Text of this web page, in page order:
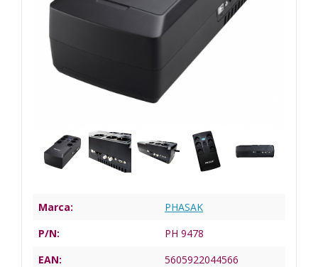
Marca:
PHASAK
P/N:
PH 9478
EAN:
5605922044566